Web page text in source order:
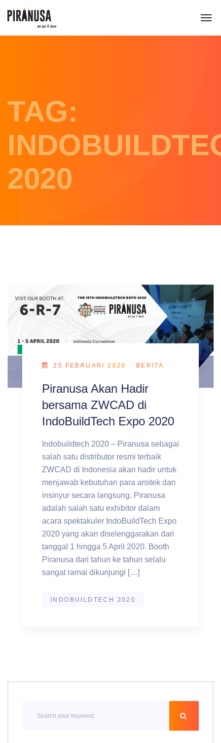
TAG:
2020
25 FEBRUARI 2020 BERITA
Piranusa Akan Hadir
bersama ZWCAD di
IndoBuildTech Expo 2020
Indobuildtech 2020 – Piranusa sebagai
salah satu distributor resmi terbaik
ZWCAD di Indonesia akan hadir untuk
menjawab kebutuhan para arsitek dan
insinyur secara langsung. Piranusa
adalah salah satu exhibitor dalam
acara spektakuler IndoBuildTech Expo
2020 yang akan diselenggarakan dari
tanggal 1 hingga 5 April 2020. Booth
Piranusa dari tahun ke tahun selalu
sangat ramai dikunjungi […]
INDOBUILDTECH 2020